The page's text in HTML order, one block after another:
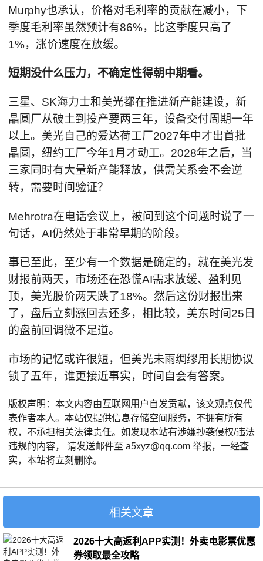
Murphy也承认，价格对毛利率的贡献在减小，下
季度毛利率虽然预计有86%，比这季度只高了
1%，涨价速度在放缓。
短期没什么压力，不确定性得朝中期看。
三星、SK海力士和美光都在推进新产能建设，新
晶圆厂从破土到投产要两三年，设备交付周期一年
以上。美光自己的爱达荷工厂2027年中才出首批
晶圆，纽约工厂今年1月才动工。2028年之后，当
三家同时有大量新产能释放，供需关系会不会逆
转，需要时间验证？
Mehrotra在电话会议上，被问到这个问题时说了一
句话，AI仍然处于非常早期的阶段。
事已至此，至少有一个数据是确定的，就在美光发
财报前两天，市场还在恐慌AI需求放缓、盈利见
顶，美光股价两天跌了18%。然后这份财报出来
了，盘后立刻涨回去还多，相比较，美东时间25日
的盘前回调微不足道。
市场的记忆或许很短，但美光未雨绸缪用长期协议
锁了五年，谁更接近事实，时间自会有答案。
版权声明：本文内容由互联网用户自发贡献，该文观点仅代
表作者本人。本站仅提供信息存储空间服务，不拥有所有
权，不承担相关法律责任。如发现本站有涉嫌抄袭侵权/违法
违规的内容， 请发送邮件至 a5xyz@qq.com 举报，一经查
实，本站将立刻删除。
相关文章
2026十大高返利APP实测！外卖电影票优惠
券领取最全攻略